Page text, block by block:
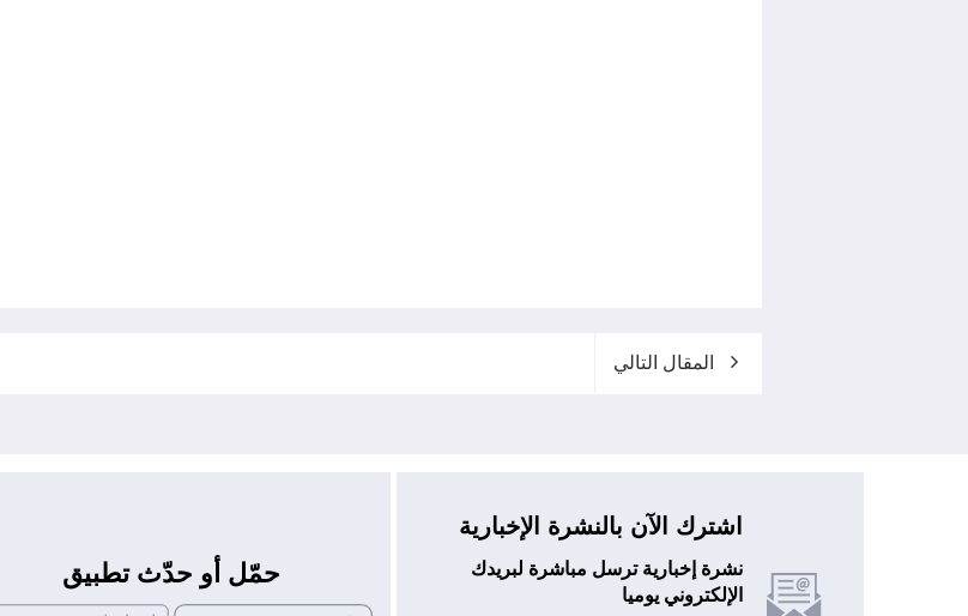
المقال التالي
اشترك الآن بالنشرة الإخبارية
نشرة إخبارية ترسل مباشرة لبريدك
الإلكتروني يوميا
حمّل أو حدّث تطبيق